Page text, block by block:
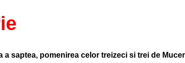
a saptea, pomenirea celor treizeci si trei de